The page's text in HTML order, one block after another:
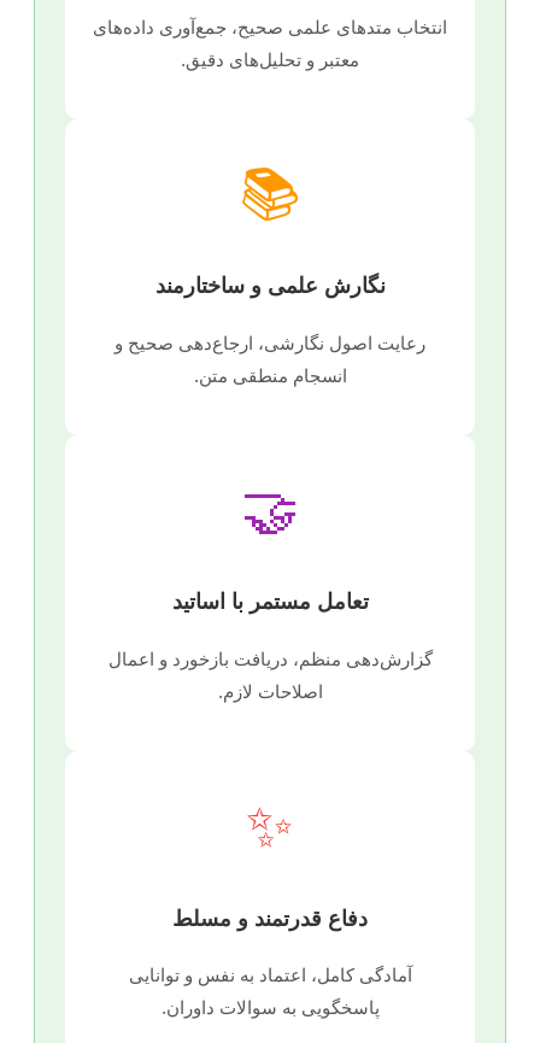
انتخاب متدهای علمی صحیح، جمع‌آوری داده‌های
معتبر و تحلیل‌های دقیق.
📚
نگارش علمی و ساختارمند
رعایت اصول نگارشی، ارجاع‌دهی صحیح و
انسجام منطقی متن.
🤝
تعامل مستمر با اساتید
گزارش‌دهی منظم، دریافت بازخورد و اعمال
اصلاحات لازم.
✨
دفاع قدرتمند و مسلط
آمادگی کامل، اعتماد به نفس و توانایی
پاسخگویی به سوالات داوران.